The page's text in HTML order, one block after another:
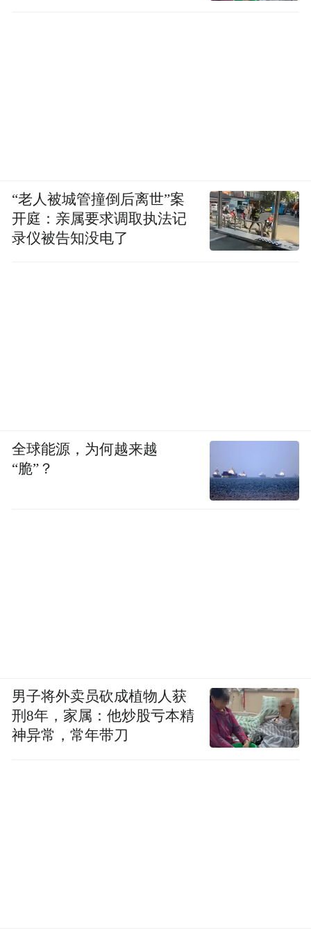
“老人被城管撞倒后离世”案
开庭：亲属要求调取执法记
录仪被告知没电了
全球能源，为何越来越
“脆”？
男子将外卖员砍成植物人获
刑8年，家属：他炒股亏本精
神异常，常年带刀